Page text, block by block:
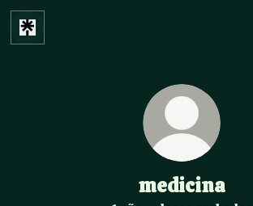
medicina